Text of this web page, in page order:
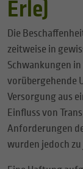
Erle)
Die
zeitweise in
Schwankungen
vorübergehende
Versorgung aus
Einfluss von
Anforderungen
wurden jedoch